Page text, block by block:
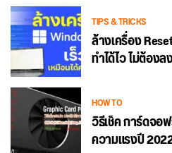
TIPS & TRICKS
ล้างเครื่อง
ทำได้ไว ไม่ต้อง
HOW TO
วิธีเช็ค การ์ดจอ
ความแรงปี